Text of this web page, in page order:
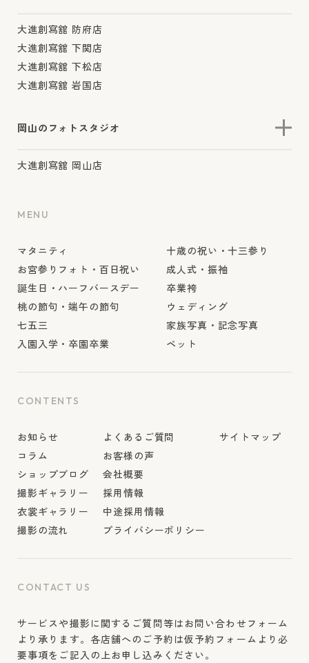
大進創寫舘 防府店
大進創寫舘 下関店
大進創寫舘 下松店
大進創寫舘 岩国店
岡山のフォトスタジオ
大進創寫舘 岡山店
MENU
マタニティ
お宮参りフォト・百日祝い
誕生日・ハーフバースデー
桃の節句・端午の節句
七五三
入園入学・卒園卒業
十歳の祝い・十三参り
成人式・振袖
卒業袴
ウェディング
家族写真・記念写真
ペット
CONTENTS
お知らせ
コラム
ショップブログ
撮影ギャラリー
衣裳ギャラリー
撮影の流れ
よくあるご質問
お客様の声
会社概要
採用情報
中途採用情報
プライバシーポリシー
サイトマップ
CONTACT US
サービスや撮影に関するご質問等はお問い合わせフォーム
より承ります。各店舗へのご予約は仮予約フォームより必
要事項をご記入の上お申し込みください。